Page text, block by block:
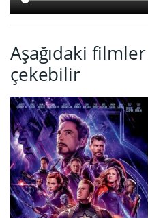
Aşağıdaki
çekebilir